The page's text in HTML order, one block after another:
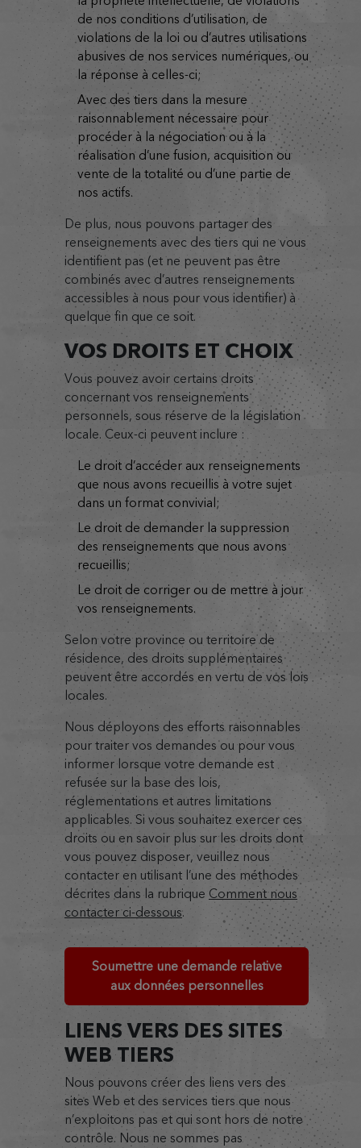
de nos conditions d’utilisation, de
violations de la loi ou d’autres utilisations
abusives de nos services numériques, ou
la réponse à celles-ci;
avec des tiers dans la mesure
raisonnablement nécessaire pour
procéder à la négociation ou à la
réalisation d’une fusion, acquisition ou
vente de la totalité ou d’une partie de
nos actifs.
De plus, nous pouvons partager des
renseignements avec des tiers qui ne vous
identifient pas (et ne peuvent pas être
combinés avec d’autres renseignements
accessibles à nous pour vous identifier) à
quelque fin que ce soit.
VOS DROITS ET CHOIX
Vous pouvez avoir certains droits
concernant vos renseignements
personnels, sous réserve de la législation
locale. Ceux-ci peuvent inclure :
le droit d’accéder aux renseignements
que nous avons recueillis à votre sujet
dans un format convivial;
le droit de demander la suppression
des renseignements que nous avons
recueillis;
le droit de corriger ou de mettre à jour
vos renseignements.
Selon votre province ou territoire de
résidence, des droits supplémentaires
peuvent être accordés en vertu de vos lois
locales.
Nous déployons des efforts raisonnables
pour traiter vos demandes ou pour vous
informer lorsque votre demande est
refusée sur la base des lois,
réglementations et autres limitations
applicables. Si vous souhaitez exercer ces
droits ou en savoir plus sur les droits dont
vous pouvez disposer, veuillez nous
contacter en utilisant l’une des méthodes
décrites dans la rubrique Comment nous
contacter ci-dessous.
Soumettre une demande relative
aux données personnelles
LIENS VERS DES SITES
WEB TIERS
Nous pouvons créer des liens vers des
sites Web et des services tiers que nous
n’exploitons pas et qui sont hors de notre
contrôle. Nous ne sommes pas